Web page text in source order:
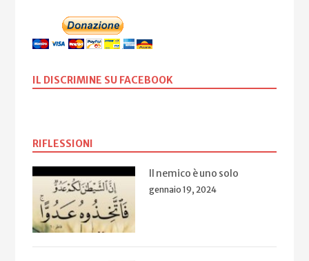
IL DISCRIMINE SU FACEBOOK
RIFLESSIONI
Il nemico è uno solo
gennaio 19, 2024